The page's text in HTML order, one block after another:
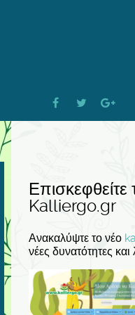
Επισκεφθείτε
Kalliergo.gr
Ανακαλύψτε το νέο
νέες δυνατότητες και